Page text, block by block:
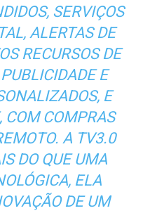
SERVIÇOS
ALERTAS DE
RECURSOS DE
E
E
COM COMPRAS
A TV3.0
DO QUE UMA
ELA
DE UM